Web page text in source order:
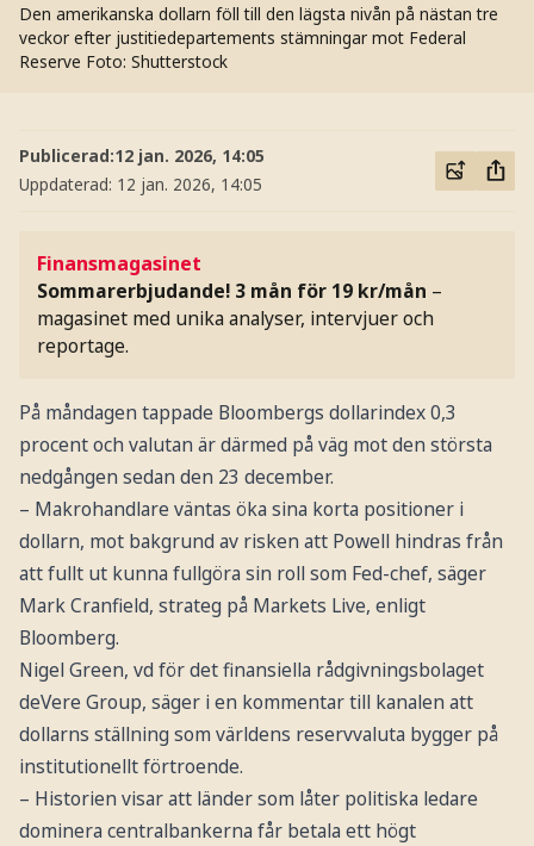
Den amerikanska dollarn föll till den lägsta nivån på nästan tre
veckor efter justitiedepartements stämningar mot Federal
Reserve Foto: Shutterstock
Publicerad:12 jan. 2026, 14:05
Uppdaterad: 12 jan. 2026, 14:05
Finansmagasinet
Sommarerbjudande! 3 mån för 19 kr/mån –
magasinet med unika analyser, intervjuer och
reportage.
På måndagen tappade Bloombergs dollarindex 0,3
procent och valutan är därmed på väg mot den största
nedgången sedan den 23 december.
– Makrohandlare väntas öka sina korta positioner i
dollarn, mot bakgrund av risken att Powell hindras från
att fullt ut kunna fullgöra sin roll som Fed-chef, säger
Mark Cranfield, strateg på Markets Live, enligt
Bloomberg.
Nigel Green, vd för det finansiella rådgivningsbolaget
deVere Group, säger i en kommentar till kanalen att
dollarns ställning som världens reservvaluta bygger på
institutionellt förtroende.
– Historien visar att länder som låter politiska ledare
dominera centralbankerna får betala ett högt